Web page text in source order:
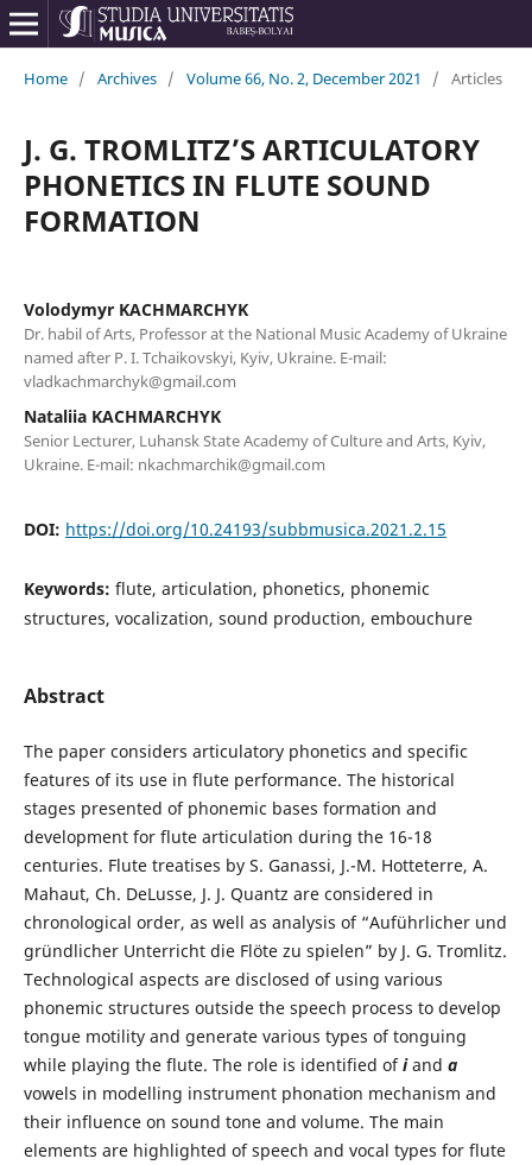
Home / Archives / Volume 66, No. 2, December 2021 / Articles
J. G. TROMLITZ’S ARTICULATORY
PHONETICS IN FLUTE SOUND
FORMATION
Volodymyr KACHMARCHYK
Dr. habil of Arts, Professor at the National Music Academy of Ukraine
named after P. I. Tchaikovskyi, Kyiv, Ukraine. E-mail:
vladkachmarchyk@gmail.com
Nataliia KACHMARCHYK
Senior Lecturer, Luhansk State Academy of Culture and Arts, Kyiv,
Ukraine. E-mail: nkachmarchіk@gmail.com
DOI: https://doi.org/10.24193/subbmusica.2021.2.15
Keywords: flute, articulation, phonetics, phonemic
structures, vocalization, sound production, embouchure
Abstract
The paper considers articulatory phonetics and specific
features of its use in flute performance. The historical
stages presented of phonemic bases formation and
development for flute articulation during the 16-18
centuries. Flute treatises by S. Ganassi, J.-M. Hotteterre, A.
Mahaut, Ch. DeLusse, J. J. Quantz are considered in
chronological order, as well as analysis of “Auführlicher und
gründlicher Unterricht die Flöte zu spielen” by J. G. Tromlitz.
Technological aspects are disclosed of using various
phonemic structures outside the speech process to develop
tongue motility and generate various types of tonguing
while playing the flute. The role is identified ofіand а
vowels in modelling instrument phonation mechanism and
their influence on sound tone and volume. The main
elements are highlighted of speech and vocal types for flute